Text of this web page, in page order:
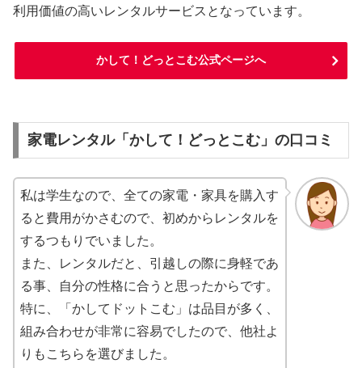
利用価値の高いレンタルサービスとなっています。
かして！どっとこむ公式ページへ
家電レンタル「かして！どっとこむ」の口コミ
私は学生なので、全ての家電・家具を購入す
ると費用がかさむので、初めからレンタルを
するつもりでいました。
また、レンタルだと、引越しの際に身軽であ
る事、自分の性格に合うと思ったからです。
特に、「かしてドットこむ」は品目が多く、
組み合わせが非常に容易でしたので、他社よ
りもこちらを選びました。